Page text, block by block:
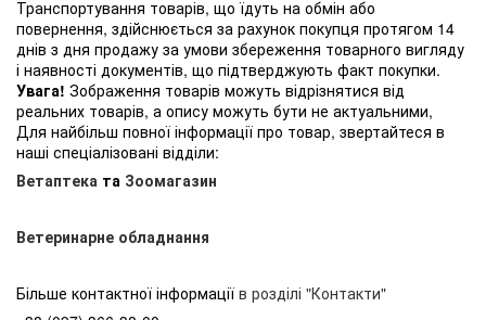
Транспортування товарів, що їдуть на обмін або
повернення, здійснюється за рахунок покупця протягом 14
днів з дня продажу за умови збереження товарного вигляду
і наявності документів, що підтверджують факт покупки.
Увага! Зображення товарів можуть відрізнятися від
реальних товарів, а опису можуть бути не актуальними,
Для найбільш повної інформації про товар, звертайтеся в
наші спеціалізовані відділи:
Ветаптека та Зоомагазин
Ветеринарне обладнання
Більше контактної інформації в розділі "Контакти"